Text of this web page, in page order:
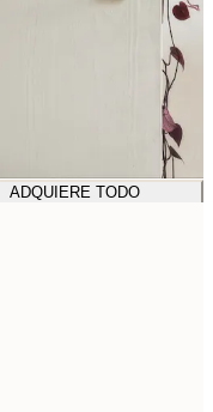
ADQUIERE TODO